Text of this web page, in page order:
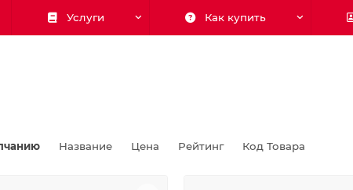
Услуги Как купить
Название Цена Рейтинг Код Товара